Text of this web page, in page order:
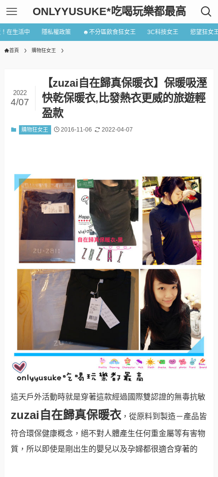
ONLYYUSUKE*吃喝玩樂都最高
在生活中 隱私權政策 ☻不分區飲食狂女王 3C科技女王 慾望狂女
首頁 購物狂女王
【zuzai自在歸真保暖衣】保暖吸溼
快乾保暖衣,比發熱衣更威的旅遊輕
盈款
2022
4/07
購物狂女王 2016-11-06 2022-04-07
這天戶外活動時就是穿著這款經過國際雙認證的無毒抗敏
zuzai自在歸真保暖衣 ，從原料到製造－產品皆
符合環保健康概念，絕不對人體產生任何重金屬等有害物
質，所以即使是剛出生的嬰兒以及孕婦都很適合穿著的